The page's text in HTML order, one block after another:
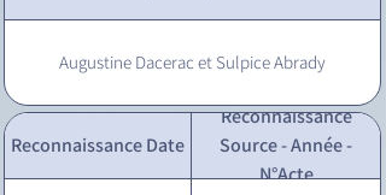
Augustine Dacerac et Sulpice Abrady
Reconnaissance Date
Reconnaissance
Source - Année -
N°Acte